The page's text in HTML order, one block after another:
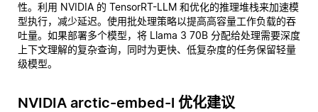
性。利用 NVIDIA 的 TensorRT-LLM 和优化的推理堆栈来加速模
型执行，减少延迟。使用批处理策略以提高高容量工作负载的吞
吐量。如果部署多个模型，将 Llama 3 70B 分配给处理需要深度
上下文理解的复杂查询，同时为更快、低复杂度的任务保留轻量
级模型。
NVIDIA arctic-embed-l 优化建议